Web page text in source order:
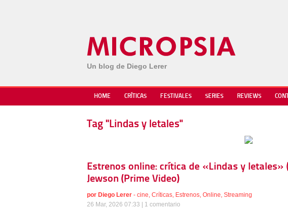
Un blog de Diego Lerer
HOME CRÍTICAS FESTIVALES SERIES REVIEWS
Tag "Lindas y letales"
Estrenos online: crítica de «Lindas y letales»
Jewson (Prime Video)
por Diego Lerer - cine, Críticas, Estrenos, Online, Streaming
26 Mar, 2026 07:33 | 1 comentario